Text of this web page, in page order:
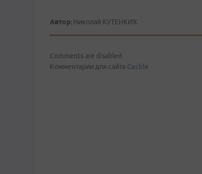
Автор: Николай КУТЕНКИХ
Comments are disabled
Комментарии для сайта Cackle